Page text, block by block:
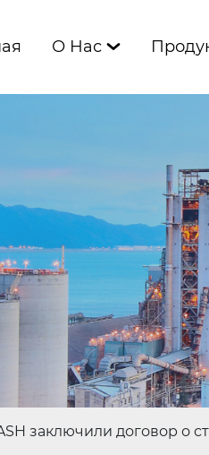
О Нас 
заключили договор о